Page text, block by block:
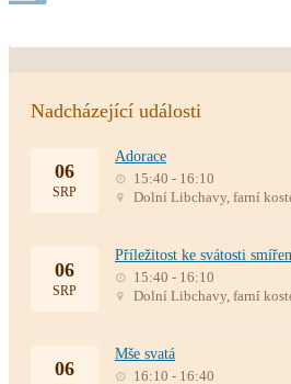
Nadcházející události
06
SRP
Adorace
15:40 - 16:10
Dolní Libchavy, farní
06
SRP
Příležitost ke svátosti
15:40 - 16:10
Dolní Libchavy, farní
06
Mše svatá
16:10 - 16:40